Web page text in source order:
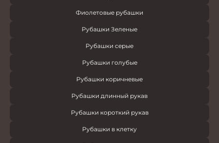
Фиолетовые рубашки
Рубашки Зеленые
Рубашки серые
Рубашки голубые
Рубашки коричневые
Рубашки длинный рукав
Рубашки короткий рукав
Рубашки в клетку